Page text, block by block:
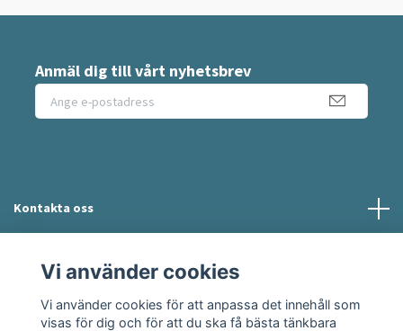
Anmäl dig till vårt nyhetsbrev
Kontakta oss
Sociala medier
Vi använder cookies
Vi använder cookies för att anpassa det innehåll som
visas för dig och för att du ska få bästa tänkbara